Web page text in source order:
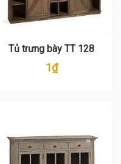
Tủ trưng bày TT 128
1₫